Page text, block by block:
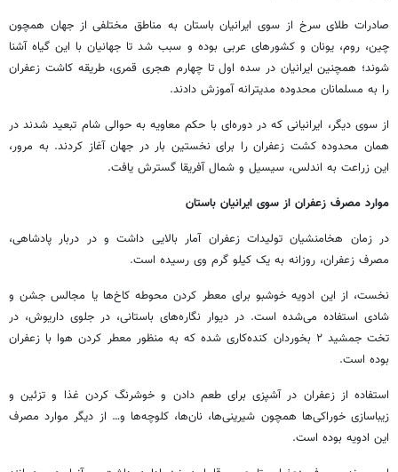
صادرات طلای سرخ از سوی ایرانیان باستان به مناطق مختلفی از جهان همچون
چین، روم، یونان و کشورهای عربی بوده و سبب شد تا جهانیان با این گیاه آشنا
شوند؛ همچنین ایرانیان در سده اول تا چهارم هجری قمری، طریقه کاشت زعفران
را به مسلمانان محدوده مدیترانه آموزش دادند.
از سوی دیگر، ایرانیانی که در دوره‌ای با حکم معاویه به حوالی شام تبعید شدند در
همان محدوده کشت زعفران را برای نخستین بار در جهان آغاز کردند. به مرور،
این زراعت به اندلس، سیسیل و شمال آفریقا گسترش یافت.
موارد مصرف زعفران از سوی ایرانیان باستان
در زمان هخامنشیان تولیدات زعفران آمار بالایی داشت و در دربار پادشاهی،
مصرف زعفران، روزانه به یک کیلو گرم وی رسیده است.
نخست، از این ادویه خوشبو برای معطر کردن محوطه کاخ‌ها یا مجالس جشن و
شادی استفاده می‌شده است. در دیوار نگاره‌های باستانی، در جلوی داریوش، در
تخت جمشید ۲ بخوردان کنده‌کاری شده که به منظور معطر کردن هوا با زعفران
بوده است.
استفاده از زعفران در آشپزی برای طعم دادن و خوشرنگ کردن غذا و تزئین و
زیباسازی خوراکی‌ها همچون شیرینی‌ها، نان‌ها، کلوچه‌ها و… از دیگر موارد مصرف
این ادویه بوده است.